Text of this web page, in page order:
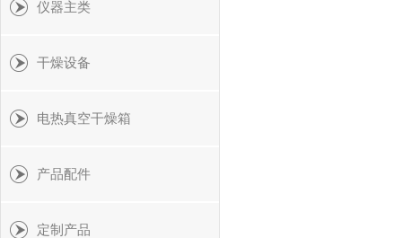
仪器主类
干燥设备
电热真空干燥箱
产品配件
定制产品